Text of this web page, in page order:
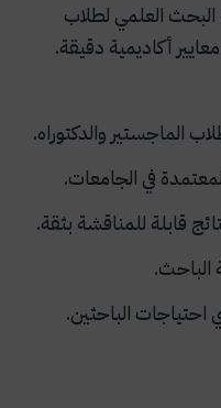
العلمي لطلاب
أكاديمية دقيقة.
الماجستير والدكتوراه.
المعتمدة في الجامعات.
قابلة للمناقشة بثقة.
الباحث.
الباحثين.